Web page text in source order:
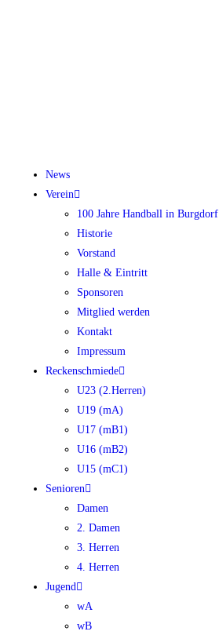
News
Verein
100 Jahre Handball in Burgdorf
Historie
Vorstand
Halle & Eintritt
Sponsoren
Mitglied werden
Kontakt
Impressum
Reckenschmiede
U23 (2.Herren)
U19 (mA)
U17 (mB1)
U16 (mB2)
U15 (mC1)
Senioren
Damen
2. Damen
3. Herren
4. Herren
Jugend
wA
wB